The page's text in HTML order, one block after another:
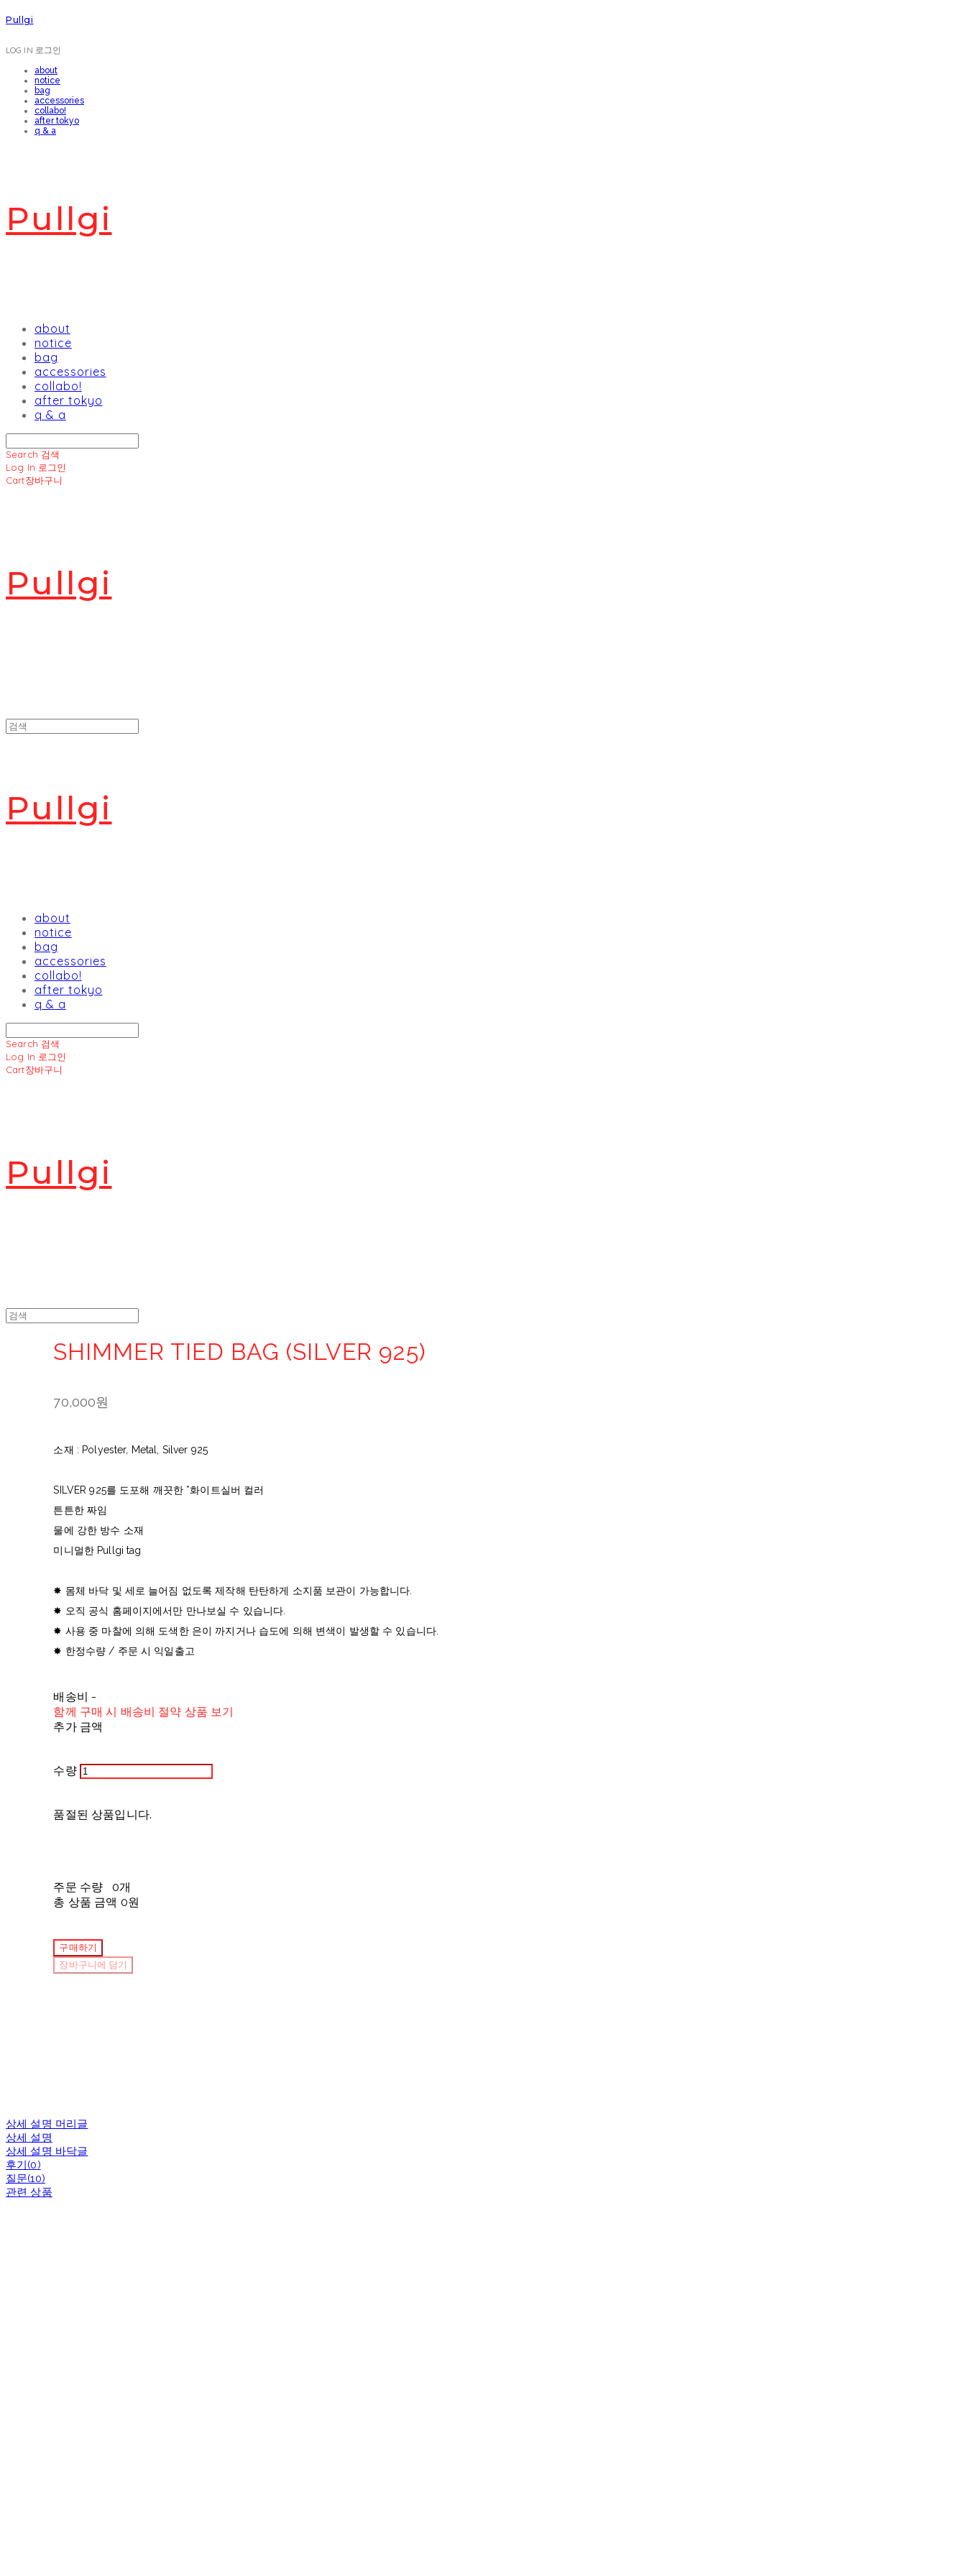
Pullgi
LOG IN 로그인
about
notice
bag
accessories
collabo!
after tokyo
q & a
Pullgi
about
notice
bag
accessories
collabo!
after tokyo
q & a
Search 검색
Log In 로그인
Cart장바구니
Pullgi
Pullgi
about
notice
bag
accessories
collabo!
after tokyo
q & a
Search 검색
Log In 로그인
Cart장바구니
Pullgi
SHIMMER TIED BAG (SILVER 925)
70,000원
소재 : Polyester, Metal, Silver 925
SILVER 925를 도포해 깨끗한 *화이트실버 컬러
튼튼한 짜임
물에 강한 방수 소재
미니멀한 Pullgi tag
✸ 몸체 바닥 및 세로 늘어짐 없도록 제작해 탄탄하게 소지품 보관이 가능합니다.
✸ 오직 공식 홈페이지에서만 만나보실 수 있습니다.
✸ 사용 중 마찰에 의해 도색한 은이 까지거나 습도에 의해 변색이 발생할 수 있습니다.
✸ 한정수량 / 주문 시 익일출고
배송비 -
함께 구매 시 배송비 절약 상품 보기
추가 금액
수량
품절된 상품입니다.
주문 수량
0개
총 상품 금액 0원
구매하기
장바구니에 담기
상세 설명 머리글
상세 설명
상세 설명 바닥글
후기(0)
질문(10)
관련 상품